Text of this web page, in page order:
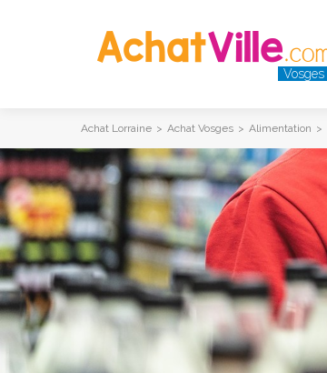
Vosges
Achat Lorraine > Achat Vosges > Alimentation >